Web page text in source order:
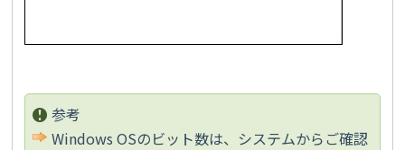
参考
Windows OSのビット数は、システムからご確認